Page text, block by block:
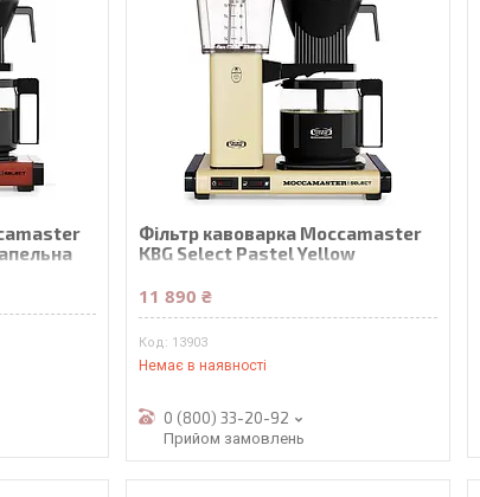
Фільтр кавоварка Moccamaster
KBG Select Pastel Yellow
11 890 ₴
13903
Немає в наявності
0 (800) 33-20-92
Прийом замовлень